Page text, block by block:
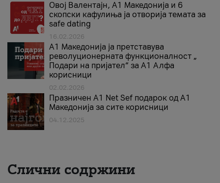
Овој Валентајн, A1 Македонија и 6
скопски кафулиња ја отворија темата за
safe dating
16.02.2026
А1 Македонија ја претставува
револуционерната функционалност „
Подари на пријател“ за А1 Алфа
корисници
02.02.2026
Празничен A1 Net Sеf подарок од А1
Македонија за сите корисници
04.12.2025
Слични содржини